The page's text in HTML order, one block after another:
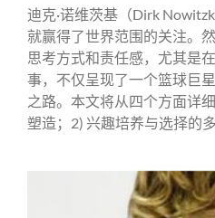
迪克·诺维茨基（Dirk
就赢得了世界范围的关注。
思考方式和责任感，尤其是
事，不仅呈现了一个篮球巨
之路。本文将从四个方面详
塑造；2) 兴趣培养与选择的